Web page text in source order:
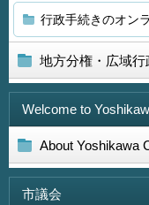
行政手続きのオン
地方分権・広域行
Welcome to
About Yoshikawa
市議会